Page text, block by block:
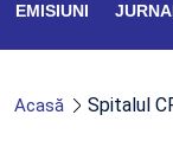
EMISIUNI
Acasă Spitalul